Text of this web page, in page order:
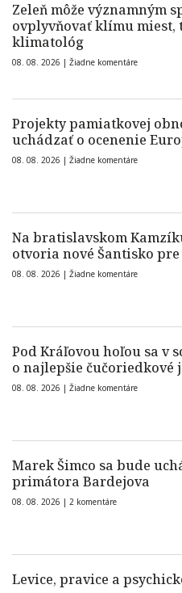
Zeleň môže významným
ovplyvňovať klímu miest,
klimatológ
08. 08. 2026 | Žiadne komentáre
Projekty pamiatkovej
uchádzať o ocenenie
08. 08. 2026 | Žiadne komentáre
Na bratislavskom
otvoria nové Šantisko
08. 08. 2026 | Žiadne komentáre
Pod Kráľovou hoľou sa v
o najlepšie čučoriedkové
08. 08. 2026 | Žiadne komentáre
Marek Šimco sa bude
primátora Bardejova
08. 08. 2026 | 2 komentáre
Levice, pravice a